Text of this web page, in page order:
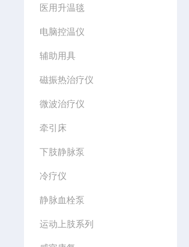
医用升温毯
电脑控温仪
辅助用具
磁振热治疗仪
微波治疗仪
牵引床
下肢静脉泵
冷疗仪
静脉血栓泵
运动上肢系列